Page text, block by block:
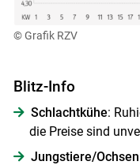
© Grafik RZV
Blitz-Info
Schlachtkühe:
die Preise sind
Jungstiere/Ochsen